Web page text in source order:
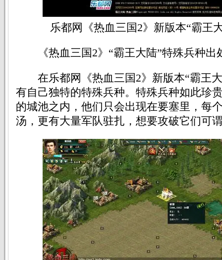
乐都网《热血三国2》新版本“霸王
《热血三国2》“霸王大陆”特殊兵种出
在乐都网《热血三国2》新版本“霸王大
有自己独特的特殊兵种。特殊兵种如此珍
的城池之内，他们只会出现在要塞里，每
汤，更有大量军队驻扎，想要攻破它们可